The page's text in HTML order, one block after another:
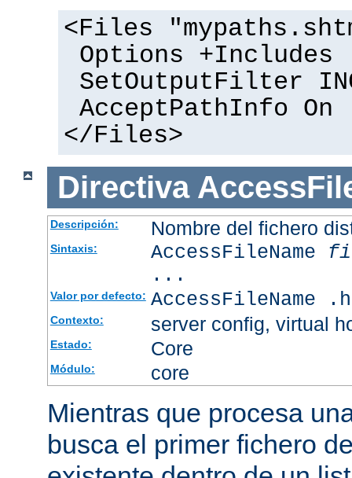
<Files
Options +Includes
SetOutputFilter
AcceptPathInfo On
</Files>
Directiva
Descripción: Nombre del fichero
Sintaxis: AccessFileName
...
Valor por defecto: AccessFileName
Contexto: server config, virtual
Estado: Core
Módulo: core
Mientras que procesa
busca el primer fichero